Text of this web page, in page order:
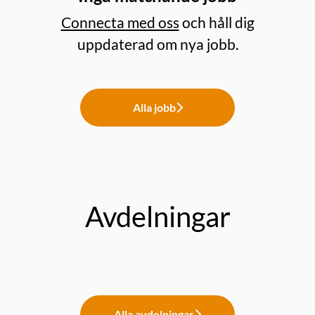
Connecta med ossoch håll dig
uppdaterad om nya jobb.
Alla jobb
Avdelningar